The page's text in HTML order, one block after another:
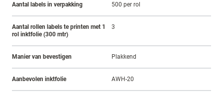
Aantal labels in verpakking 500 per rol
Aantal rollen labels te printen met 1
rol inktfolie (300 mtr)
3
Manier van bevestigen Plakkend
Aanbevolen inktfolie AWH-20